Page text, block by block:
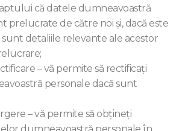
că datele dumneavoastră
prelucrate de către noi şi, dacă este
sunt detaliile relevante ale acestor
– vă permite să rectificaţi
personale dacă sunt
– vă permite să obţineţi